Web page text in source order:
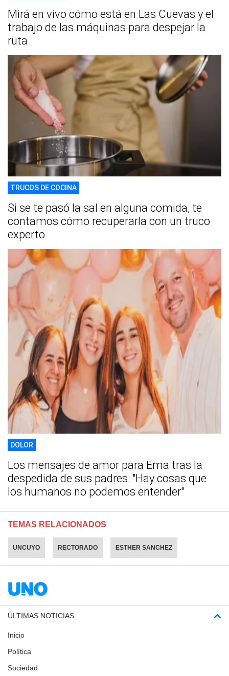
Mirá en vivo cómo está en Las Cuevas y el
trabajo de las máquinas para despejar la
ruta
TRUCOS DE COCINA
Si se te pasó la sal en alguna comida, te
contamos cómo recuperarla con un truco
experto
DOLOR
Los mensajes de amor para Ema tras la
despedida de sus padres: "Hay cosas que
los humanos no podemos entender"
TEMAS RELACIONADOS
UNCUYO RECTORADO ESTHER SANCHEZ
ÚLTIMAS NOTICIAS
Inicio
Política
Sociedad